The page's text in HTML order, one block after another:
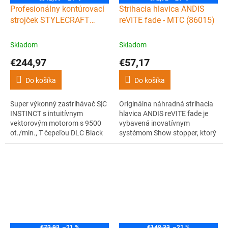
D
A
R
M
Profesionálny kontúrovací
strojček STYLECRAFT
Skladom
€244,97
Do košíka
Super výkonný zastrihávač S|C
INSTINCT s intuitívnym
vektorovým motorom s 9500
ot./min., T čepeľou DLC Black
Diamond Carbon širokou 40
Strihacia hlavica ANDIS
reVITE fade - MTC (86015)
Skladom
€57,17
Do košíka
Originálna náhradná strihacia
hlavica ANDIS reVITE fade je
vybavená inovatívnym
systémom Show stopper, ktorý
je založený na snímaní hlavice